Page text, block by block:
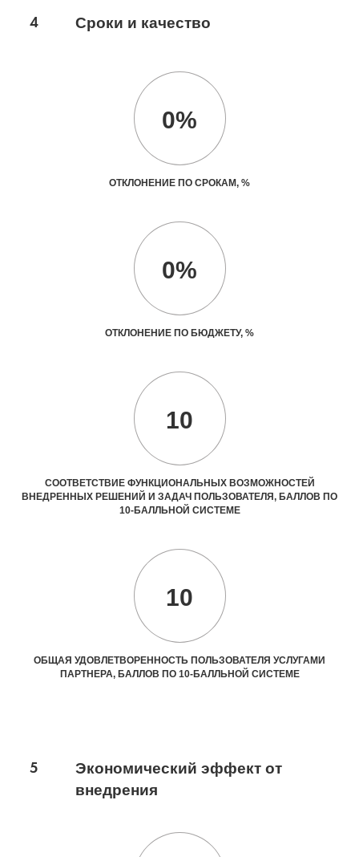
4 Сроки и качество
0%
ОТКЛОНЕНИЕ ПО СРОКАМ, %
0%
ОТКЛОНЕНИЕ ПО БЮДЖЕТУ, %
10
СООТВЕТСТВИЕ ФУНКЦИОНАЛЬНЫХ ВОЗМОЖНОСТЕЙ
ВНЕДРЕННЫХ РЕШЕНИЙ И ЗАДАЧ ПОЛЬЗОВАТЕЛЯ, БАЛЛОВ ПО
10-БАЛЛЬНОЙ СИСТЕМЕ
10
ОБЩАЯ УДОВЛЕТВОРЕННОСТЬ ПОЛЬЗОВАТЕЛЯ УСЛУГАМИ
ПАРТНЕРА, БАЛЛОВ ПО 10-БАЛЛЬНОЙ СИСТЕМЕ
5
Экономический эффект от
внедрения